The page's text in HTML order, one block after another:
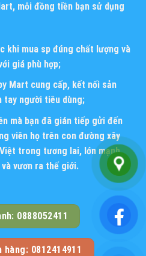
mỗi đồng tiền bạn sử dụng
khi mua sp đúng chất lượng và
giá phù hợp;
Mart cung cấp, kết nối sản
tay người tiêu dùng;
mà bạn đã gián tiếp gửi đến
viên họ trên con đường xây
trong tương lai, lớn mạnh
vươn ra thế giới.
0888052411
hàng: 0812414911